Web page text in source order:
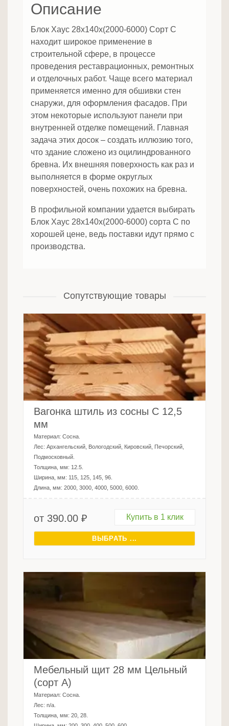
Описание
Блок Хаус 28х140х(2000-6000) Сорт С
находит широкое применение в
строительной сфере, в процессе
проведения реставрационных, ремонтных
и отделочных работ. Чаще всего материал
применяется именно для обшивки стен
снаружи, для оформления фасадов. При
этом некоторые используют панели при
внутренней отделке помещений. Главная
задача этих досок – создать иллюзию того,
что здание сложено из оцилиндрованного
бревна. Их внешняя поверхность как раз и
выполняется в форме округлых
поверхностей, очень похожих на бревна.
В профильной компании удается выбирать
Блок Хаус 28х140х(2000-6000) сорта С по
хорошей цене, ведь поставки идут прямо с
производства.
Сопутствующие товары
Вагонка штиль из сосны C 12,5
мм
Материал: Сосна.
Лес: Архангельский, Вологодский, Кировский, Печорский,
Подмосковный.
Толщина, мм: 12.5.
Ширина, мм: 115, 125, 145, 96.
Длина, мм: 2000, 3000, 4000, 5000, 6000.
от 390.00 ₽ Купить в 1 клик
ВЫБРАТЬ ...
Мебельный щит 28 мм Цельный
(сорт А)
Материал: Сосна.
Лес: n/a.
Толщина, мм: 20, 28.